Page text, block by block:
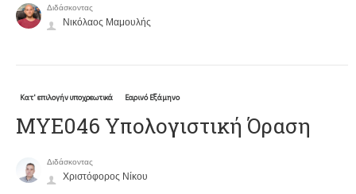
Διδάσκοντας
Νικόλαος Μαμουλής
Κατ' επιλογήν υποχρεωτικά Εαρινό Εξάμηνο
ΜΥΕ046 Υπολογιστική Όραση
Διδάσκοντας
Χριστόφορος Νίκου